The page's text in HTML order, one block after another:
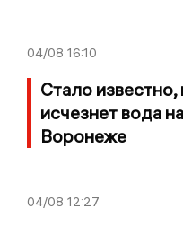
04/08 16:10
Стало известно,
исчезнет вода
Воронеже
04/08 12:27